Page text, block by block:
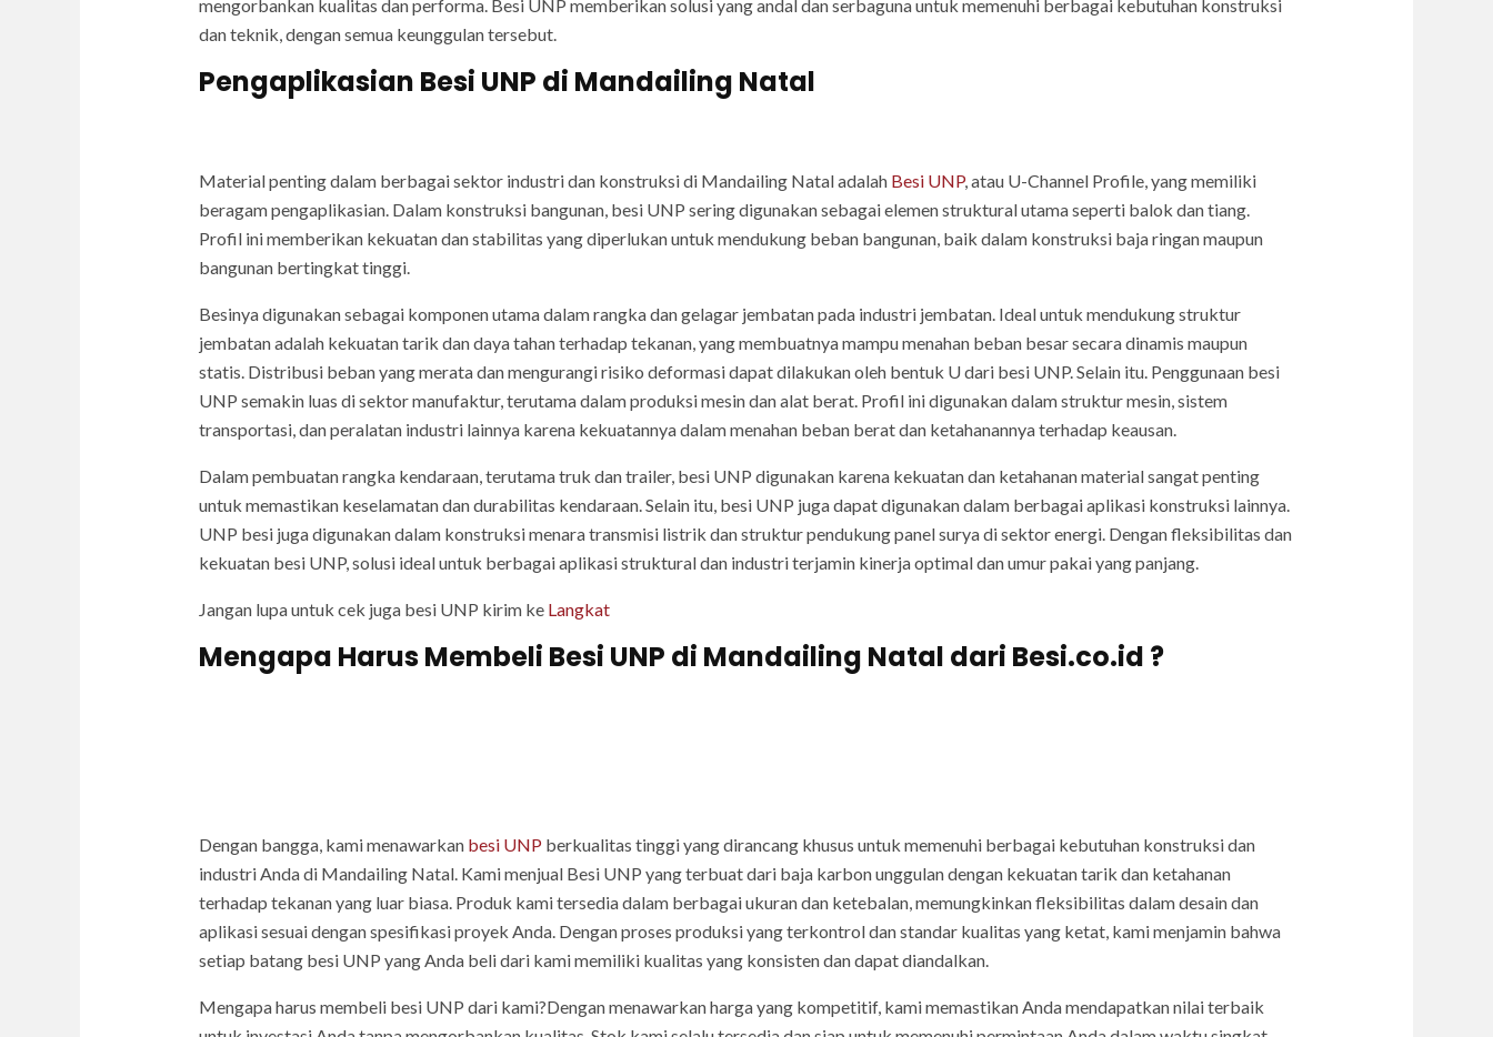
mengorbankan kualitas dan performa. Besi UNP memberikan solusi yang andal dan serbaguna untuk memenuhi berbagai kebutuhan konstruksi
dan teknik, dengan semua keunggulan tersebut.
Pengaplikasian Besi UNP di Mandailing Natal
Material penting dalam berbagai sektor industri dan konstruksi di Mandailing Natal adalah Besi UNP, atau U-Channel Profile, yang memiliki
beragam pengaplikasian. Dalam konstruksi bangunan, besi UNP sering digunakan sebagai elemen struktural utama seperti balok dan tiang.
Profil ini memberikan kekuatan dan stabilitas yang diperlukan untuk mendukung beban bangunan, baik dalam konstruksi baja ringan maupun
bangunan bertingkat tinggi.
Besinya digunakan sebagai komponen utama dalam rangka dan gelagar jembatan pada industri jembatan. Ideal untuk mendukung struktur
jembatan adalah kekuatan tarik dan daya tahan terhadap tekanan, yang membuatnya mampu menahan beban besar secara dinamis maupun
statis. Distribusi beban yang merata dan mengurangi risiko deformasi dapat dilakukan oleh bentuk U dari besi UNP. Selain itu. Penggunaan besi
UNP semakin luas di sektor manufaktur, terutama dalam produksi mesin dan alat berat. Profil ini digunakan dalam struktur mesin, sistem
transportasi, dan peralatan industri lainnya karena kekuatannya dalam menahan beban berat dan ketahanannya terhadap keausan.
Dalam pembuatan rangka kendaraan, terutama truk dan trailer, besi UNP digunakan karena kekuatan dan ketahanan material sangat penting
untuk memastikan keselamatan dan durabilitas kendaraan. Selain itu, besi UNP juga dapat digunakan dalam berbagai aplikasi konstruksi lainnya.
UNP besi juga digunakan dalam konstruksi menara transmisi listrik dan struktur pendukung panel surya di sektor energi. Dengan fleksibilitas dan
kekuatan besi UNP, solusi ideal untuk berbagai aplikasi struktural dan industri terjamin kinerja optimal dan umur pakai yang panjang.
Jangan lupa untuk cek juga besi UNP kirim ke Langkat
Mengapa Harus Membeli Besi UNP di Mandailing Natal dari Besi.co.id ?
Dengan bangga, kami menawarkan besi UNP berkualitas tinggi yang dirancang khusus untuk memenuhi berbagai kebutuhan konstruksi dan
industri Anda di Mandailing Natal. Kami menjual Besi UNP yang terbuat dari baja karbon unggulan dengan kekuatan tarik dan ketahanan
terhadap tekanan yang luar biasa. Produk kami tersedia dalam berbagai ukuran dan ketebalan, memungkinkan fleksibilitas dalam desain dan
aplikasi sesuai dengan spesifikasi proyek Anda. Dengan proses produksi yang terkontrol dan standar kualitas yang ketat, kami menjamin bahwa
setiap batang besi UNP yang Anda beli dari kami memiliki kualitas yang konsisten dan dapat diandalkan.
Mengapa harus membeli besi UNP dari kami?Dengan menawarkan harga yang kompetitif, kami memastikan Anda mendapatkan nilai terbaik